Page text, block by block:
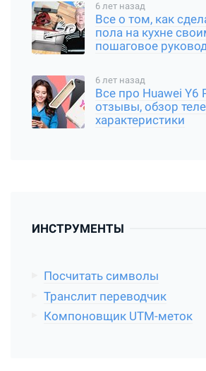
6 лет назад
Все о том, как
пола на кухне
пошаговое
6 лет назад
Все про Huawei Y6
отзывы, обзор
характеристики
ИНСТРУМЕНТЫ
Посчитать символы
Транслит переводчик
Компоновщик UTM-меток